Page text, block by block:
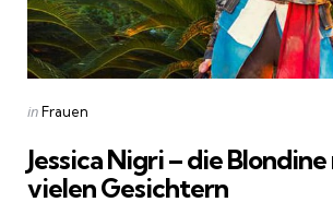
Categories
Posted
inFrauen
Jessica Nigri – die
vielen Gesichtern